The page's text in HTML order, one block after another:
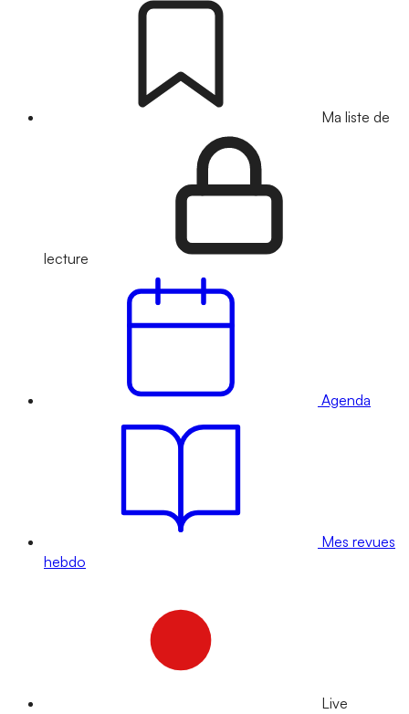
Ma liste de
lecture
Agenda
Mes revues
hebdo
Live